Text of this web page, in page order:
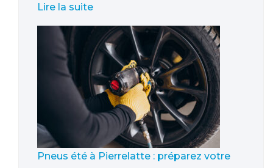
Lire la suite
Pneus été à Pierrelatte : préparez votre